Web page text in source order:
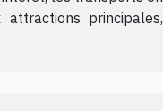
principales,